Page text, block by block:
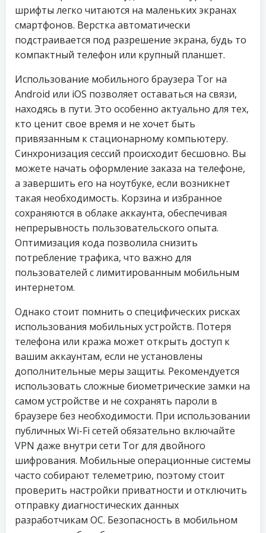
шрифты легко читаются на маленьких экранах
смартфонов. Верстка автоматически
подстраивается под разрешение экрана, будь то
компактный телефон или крупный планшет.
Использование мобильного браузера Tor на
Android или iOS позволяет оставаться на связи,
находясь в пути. Это особенно актуально для тех,
кто ценит свое время и не хочет быть
привязанным к стационарному компьютеру.
Синхронизация сессий происходит бесшовно. Вы
можете начать оформление заказа на телефоне,
а завершить его на ноутбуке, если возникнет
такая необходимость. Корзина и избранное
сохраняются в облаке аккаунта, обеспечивая
непрерывность пользовательского опыта.
Оптимизация кода позволила снизить
потребление трафика, что важно для
пользователей с лимитированным мобильным
интернетом.
Однако стоит помнить о специфических рисках
использования мобильных устройств. Потеря
телефона или кража может открыть доступ к
вашим аккаунтам, если не установлены
дополнительные меры защиты. Рекомендуется
использовать сложные биометрические замки на
самом устройстве и не сохранять пароли в
браузере без необходимости. При использовании
публичных Wi-Fi сетей обязательно включайте
VPN даже внутри сети Tor для двойного
шифрования. Мобильные операционные системы
часто собирают телеметрию, поэтому стоит
проверить настройки приватности и отключить
отправку диагностических данных
разработчикам ОС. Безопасность в мобильном